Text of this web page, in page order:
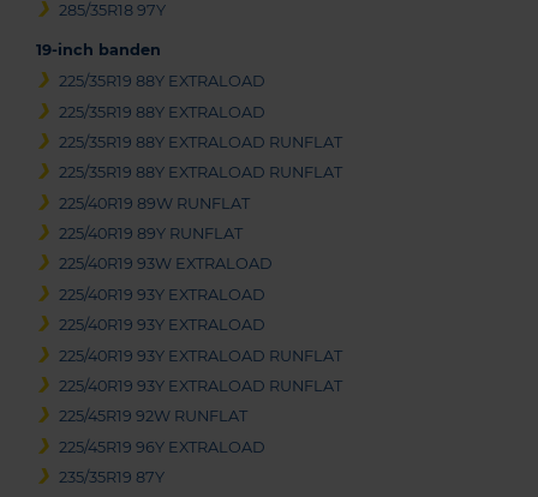
285/35R18 97Y
19-inch banden
225/35R19 88Y EXTRALOAD
225/35R19 88Y EXTRALOAD
225/35R19 88Y EXTRALOAD RUNFLAT
225/35R19 88Y EXTRALOAD RUNFLAT
225/40R19 89W RUNFLAT
225/40R19 89Y RUNFLAT
225/40R19 93W EXTRALOAD
225/40R19 93Y EXTRALOAD
225/40R19 93Y EXTRALOAD
225/40R19 93Y EXTRALOAD RUNFLAT
225/40R19 93Y EXTRALOAD RUNFLAT
225/45R19 92W RUNFLAT
225/45R19 96Y EXTRALOAD
235/35R19 87Y